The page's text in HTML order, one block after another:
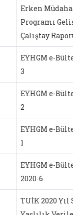
Erken
Programı
Çalıştay
EYHGM e-
3
EYHGM e-
2
EYHGM e-
1
EYHGM e-
2020-6
TUİK 2020 Yıl